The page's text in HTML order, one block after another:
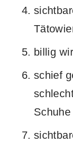
billig
schief
Schuhe